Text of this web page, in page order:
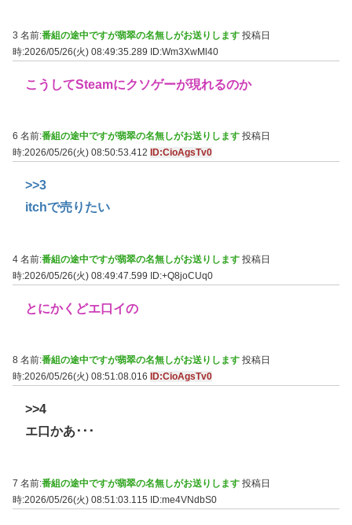
3 名前:番組の途中ですが翡翠の名無しがお送りします 投稿日
時:2026/05/26(火) 08:49:35.289 ID:Wm3XwMl40
こうしてSteamにクソゲーが現れるのか
6 名前:番組の途中ですが翡翠の名無しがお送りします 投稿日
時:2026/05/26(火) 08:50:53.412
ID:CioAgsTv0
>>3
itchで売りたい
4 名前:番組の途中ですが翡翠の名無しがお送りします 投稿日
時:2026/05/26(火) 08:49:47.599 ID:+Q8joCUq0
とにかくどエ口イの
8 名前:番組の途中ですが翡翠の名無しがお送りします 投稿日
時:2026/05/26(火) 08:51:08.016
ID:CioAgsTv0
>>4
エ口かあ･･･
7 名前:番組の途中ですが翡翠の名無しがお送りします 投稿日
時:2026/05/26(火) 08:51:03.115
ID:me4VNdbS0